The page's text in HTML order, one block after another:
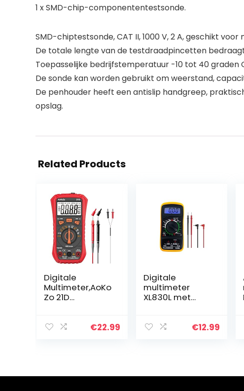
1 x SMD-chip-componententestsonde.
SMD-chiptestsonde, CAT II, 1000 V, 2 A, geschikt
De totale lengte van de testdraadpincetten
Toepasselijke bedrijfstemperatuur -10 tot 40 graden
De sonde kan worden gebruikt om weerstand,
De penhouder heeft een antislip handgreep,
opslag.
Related Products
Digitale
Multimeter,AoKo
Zo 21D
€22.99
Digitale
multimeter
XL830L met
ichting,
weerstand…
€12.99